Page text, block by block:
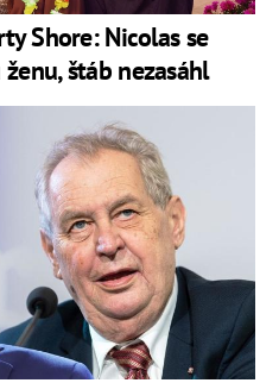
Shore: Nicolas se
štáb nezasáhl